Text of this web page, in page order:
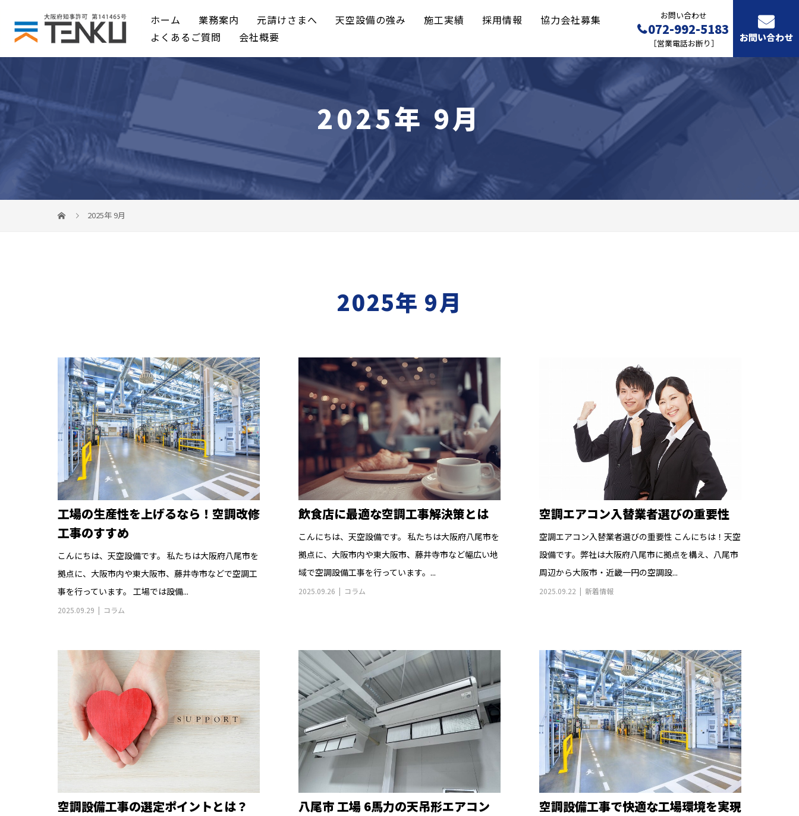
ホーム 業務案内 元請けさまへ 天空設備の強み 施工実績 採用情報
協力会社募集
よくあるご質問
会社概要
お問い合わせ
072-992-5183
［営業電話お断り］ お問い合わせ
2025年 9月
2025年 9月
2025年 9月
工場の生産性を上げるなら！空調改修
工事のすすめ
こんにちは、天空設備です。 私たちは大阪府八尾市を
拠点に、大阪市内や東大阪市、藤井寺市などで空調工
事を行っています。 工場では設備...
2025.09.29 コラム
飲食店に最適な空調工事解決策とは
こんにちは、天空設備です。 私たちは大阪府八尾市を
拠点に、大阪市内や東大阪市、藤井寺市など幅広い地
域で空調設備工事を行っています。...
2025.09.26 コラム
空調エアコン入替業者選びの重要性
空調エアコン入替業者選びの重要性 こんにちは！天空
設備です。弊社は大阪府八尾市に拠点を構え、八尾市
周辺から大阪市・近畿一円の空調設...
2025.09.22 新着情報
空調設備工事の選定ポイントとは？
八尾市 工場 6馬力の天吊形エアコン
空調設備工事で快適な工場環境を実現